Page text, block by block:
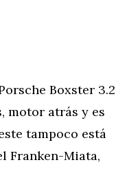
Boxster 3.2
motor atrás y es
tampoco está
Franken-Miata,